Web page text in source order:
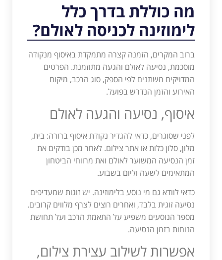
מה כוללת בדרך כלל
לימוזינה לכניסה לאולם?
ברוב המקרים, הזמנה קצרה מתמקדת באיסוף מנקודה
מוסכמת, נסיעה לאולם והגעה מתוזמנת. הפרטים
המדויקים משתנים לפי הספק, סוג הרכב, מיקום
האירוע והזמן הנדרש בפועל.
איסוף, נסיעה והגעה לאולם
לפני שסוגרים, כדאי להגדיר נקודת איסוף ברורה: בית,
מלון, סלון כלות או אתר צילום. לאחר מכן בודקים את
זמן הנסיעה המשוער לאולם ואת מרווחי הביטחון
המתאימים לשעה וליום בשבוע.
כדאי לוודא גם מי נוסע בלימוזינה. יש זוגות שמעדיפים
נסיעה זוגית בלבד, ואחרים רוצים לצרף מלווים קרובים.
מספר הנוסעים משפיע על התאמת הרכב ועל תחושת
הנוחות בזמן הנסיעה.
אפשרות לשילוב עצירת צילום,